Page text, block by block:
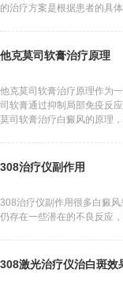
的治疗方案是根据患者的具
他克莫司软膏治疗原理
他克莫司软膏治疗原理作为
司软膏通过抑制局部免疫反
莫司软膏治疗白癜风的原理
308治疗仪副作用
308治疗仪副作用很多白癜
仍存在一些潜在的不良反应
308激光治疗仪治白斑效